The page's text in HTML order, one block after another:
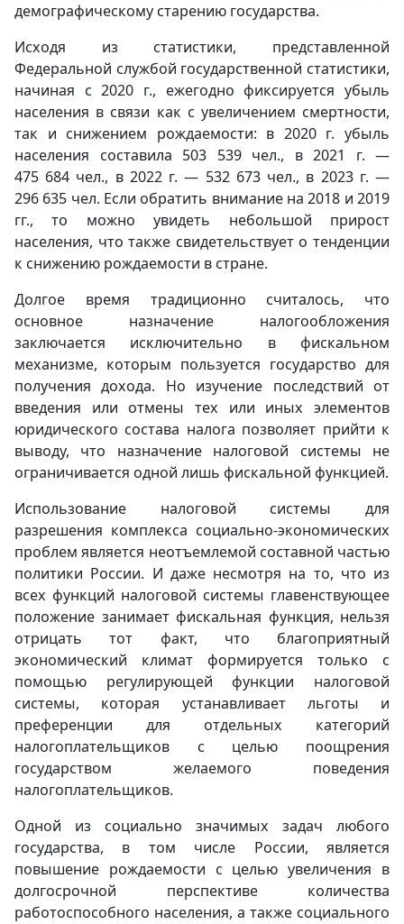
демографическому старению государства.
Исходя из статистики, представленной
Федеральной службой государственной статистики,
начиная с 2020 г., ежегодно фиксируется убыль
населения в связи как с увеличением смертности,
так и снижением рождаемости: в 2020 г. убыль
населения составила 503 539 чел., в 2021 г. —
475 684 чел., в 2022 г. — 532 673 чел., в 2023 г. —
296 635 чел. Если обратить внимание на 2018 и 2019
гг., то можно увидеть небольшой прирост
населения, что также свидетельствует о тенденции
к снижению рождаемости в стране.
Долгое время традиционно считалось, что
основное назначение налогообложения
заключается исключительно в фискальном
механизме, которым пользуется государство для
получения дохода. Но изучение последствий от
введения или отмены тех или иных элементов
юридического состава налога позволяет прийти к
выводу, что назначение налоговой системы не
ограничивается одной лишь фискальной функцией.
Использование налоговой системы для
разрешения комплекса социально-экономических
проблем является неотъемлемой составной частью
политики России. И даже несмотря на то, что из
всех функций налоговой системы главенствующее
положение занимает фискальная функция, нельзя
отрицать тот факт, что благоприятный
экономический климат формируется только с
помощью регулирующей функции налоговой
системы, которая устанавливает льготы и
преференции для отдельных категорий
налогоплательщиков с целью поощрения
государством желаемого поведения
налогоплательщиков.
Одной из социально значимых задач любого
государства, в том числе России, является
повышение рождаемости с целью увеличения в
долгосрочной перспективе количества
работоспособного населения, а также социального